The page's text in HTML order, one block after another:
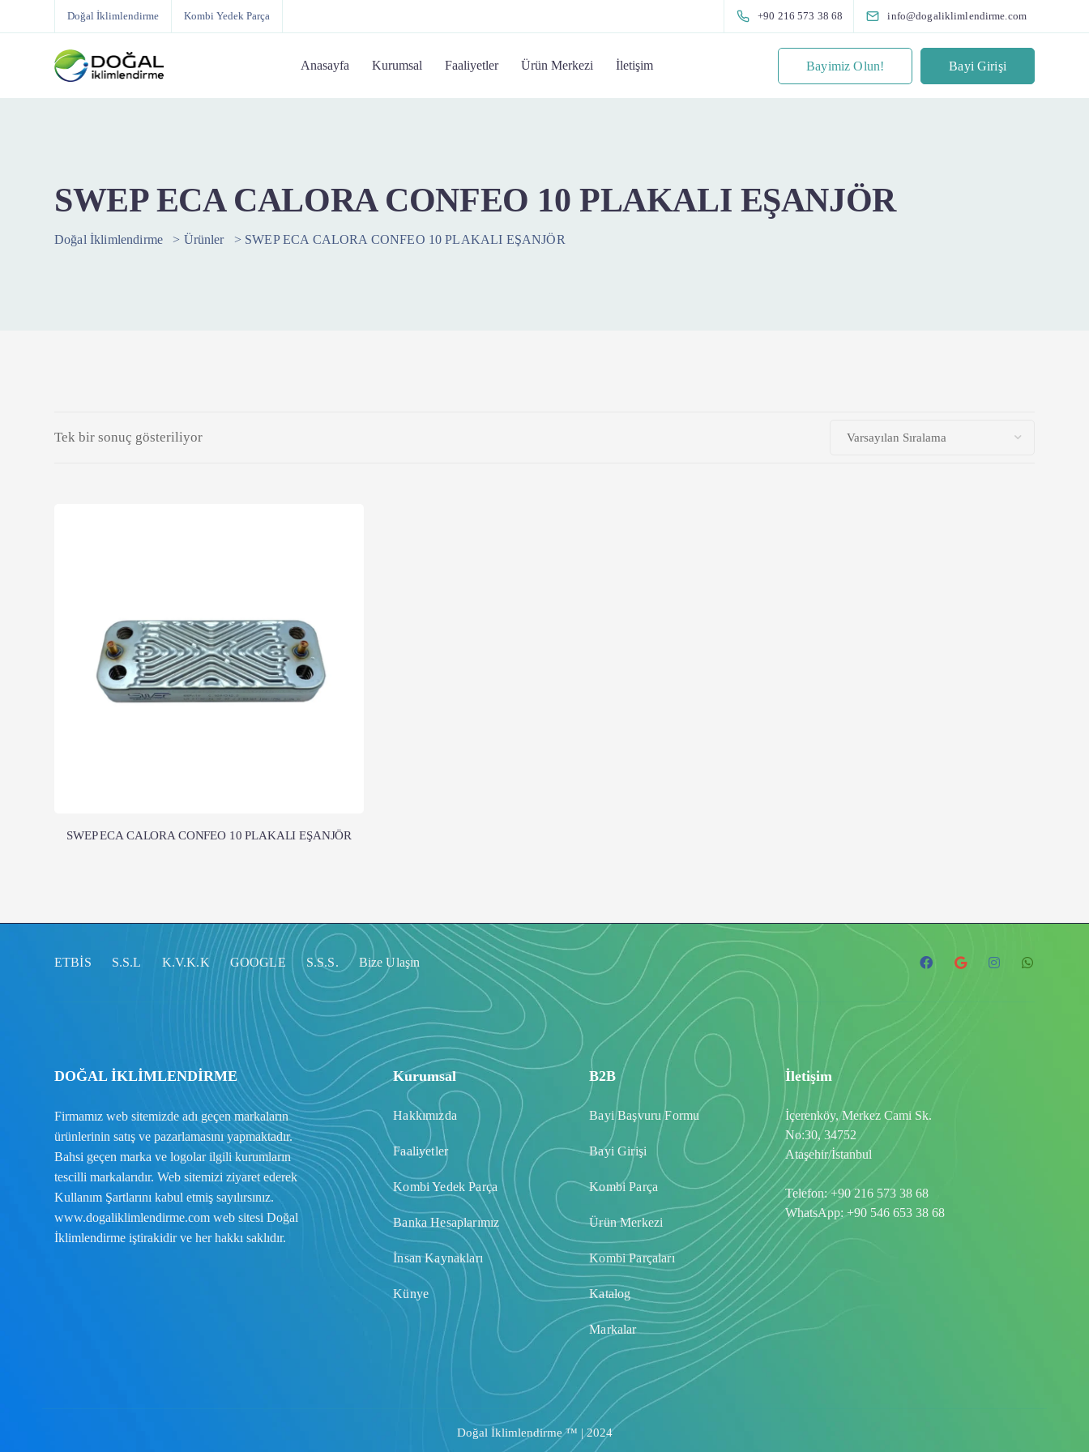
Doğal İklimlendirme Kombi Yedek Parça +90 216 573 38 68 info@dogaliklimlendirme.com
Anasayfa Kurumsal Faaliyetler Ürün Merkezi İletişim Bayimiz Olun! Bayi Girişi
SWEP ECA CALORA CONFEO 10 PLAKALI EŞANJÖR
Doğal İklimlendirme > Ürünler > SWEP ECA CALORA CONFEO 10 PLAKALI EŞANJÖR
Tek bir sonuç gösteriliyor
SWEP ECA CALORA CONFEO 10 PLAKALI EŞANJÖR
ETBİS S.S.L K.V.K.K GOOGLE S.S.S. Bize Ulaşın
DOĞAL İKLİMLENDİRME
Firmamız web sitemizde adı geçen markaların
ürünlerinin satış ve pazarlamasını yapmaktadır.
Bahsi geçen marka ve logolar ilgili kurumların
tescilli markalarıdır. Web sitemizi ziyaret ederek
Kullanım Şartlarını kabul etmiş sayılırsınız.
www.dogaliklimlendirme.com web sitesi Doğal
İklimlendirme iştirakidir ve her hakkı saklıdır.
Kurumsal
Hakkımızda
Faaliyetler
Kombi Yedek Parça
Banka Hesaplarımız
İnsan Kaynakları
Künye
B2B
Bayi Başvuru Formu
Bayi Girişi
Kombi Parça
Ürün Merkezi
Kombi Parçaları
Katalog
Markalar
İletişim
İçerenköy, Merkez Cami Sk.
No:30, 34752
Ataşehir/İstanbul
Telefon:+90 216 573 38 68
WhatsApp:+90 546 653 38 68
Doğal İklimlendirme ™ | 2024